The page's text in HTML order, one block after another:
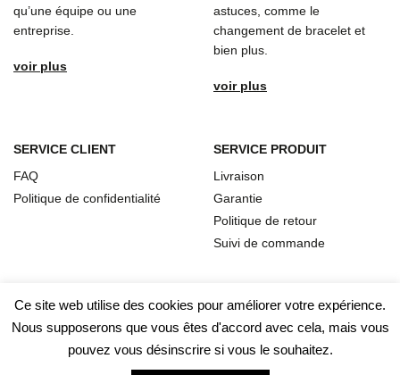
qu’une équipe ou une
entreprise.
voir plus
astuces, comme le
changement de bracelet et
bien plus.
voir plus
SERVICE CLIENT
FAQ
Politique de confidentialité
SERVICE PRODUIT
Livraison
Garantie
Politique de retour
Suivi de commande
Ce site web utilise des cookies pour améliorer votre expérience.
Nous supposerons que vous êtes d'accord avec cela, mais vous
pouvez vous désinscrire si vous le souhaitez.